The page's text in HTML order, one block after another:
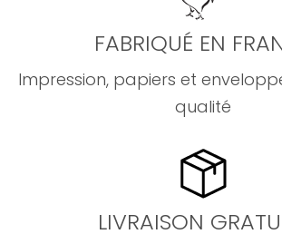
FABRIQUÉ EN
Impression, papiers et
qualité
LIVRAISON